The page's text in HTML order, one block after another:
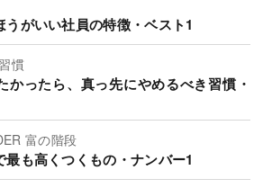
がいい社員の特徴・ベスト1
慣
かったら、真っ先にやめるべき習慣・
富の階段
最も高くつくもの・ナンバー1